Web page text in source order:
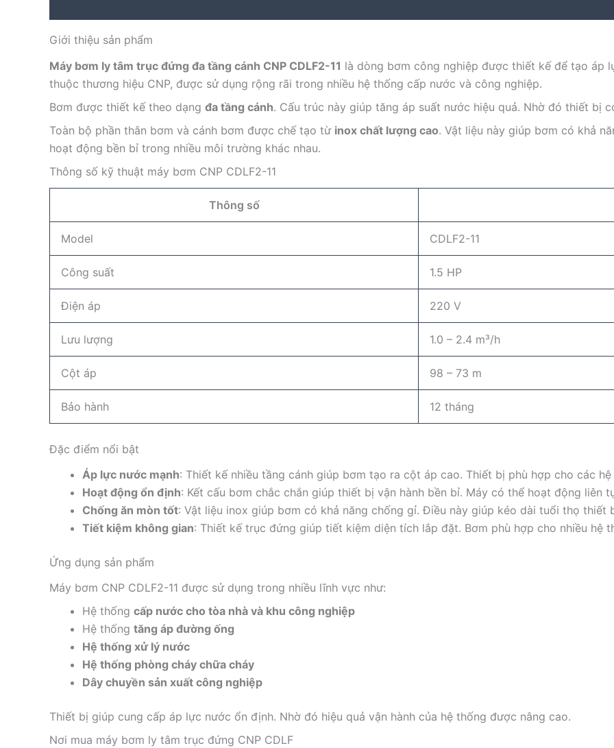
Giới thiệu sản phẩm
Máy bơm ly tâm trục đứng đa tầng cánh CNP CDLF2-11 là dòng bơm công nghiệp được thiết kế để tạo áp
thuộc thương hiệu CNP, được sử dụng rộng rãi trong nhiều hệ thống cấp nước và công nghiệp.
Bơm được thiết kế theo dạng đa tầng cánh. Cấu trúc này giúp tăng áp suất nước hiệu quả. Nhờ đó thiết bị
Toàn bộ phần thân bơm và cánh bơm được chế tạo từ inox chất lượng cao. Vật liệu này giúp bơm có khả
hoạt động bền bỉ trong nhiều môi trường khác nhau.
Thông số kỹ thuật máy bơm CNP CDLF2-11
Thông số
Model CDLF2-11
Công suất 1.5 HP
Điện áp 220 V
Lưu lượng 1.0 – 2.4 m³/h
Cột áp 98 – 73 m
Bảo hành 12 tháng
Đặc điểm nổi bật
Áp lực nước mạnh: Thiết kế nhiều tầng cánh giúp bơm tạo ra cột áp cao. Thiết bị phù hợp cho các
Hoạt động ổn định: Kết cấu bơm chắc chắn giúp thiết bị vận hành bền bỉ. Máy có thể hoạt động liên
Chống ăn mòn tốt: Vật liệu inox giúp bơm có khả năng chống gỉ. Điều này giúp kéo dài tuổi thọ thiết
Tiết kiệm không gian: Thiết kế trục đứng giúp tiết kiệm diện tích lắp đặt. Bơm phù hợp cho nhiều hệ
Ứng dụng sản phẩm
Máy bơm CNP CDLF2-11 được sử dụng trong nhiều lĩnh vực như:
Hệ thống cấp nước cho tòa nhà và khu công nghiệp
Hệ thống tăng áp đường ống
Hệ thống xử lý nước
Hệ thống phòng cháy chữa cháy
Dây chuyền sản xuất công nghiệp
Thiết bị giúp cung cấp áp lực nước ổn định. Nhờ đó hiệu quả vận hành của hệ thống được nâng cao.
Nơi mua máy bơm ly tâm trục đứng CNP CDLF